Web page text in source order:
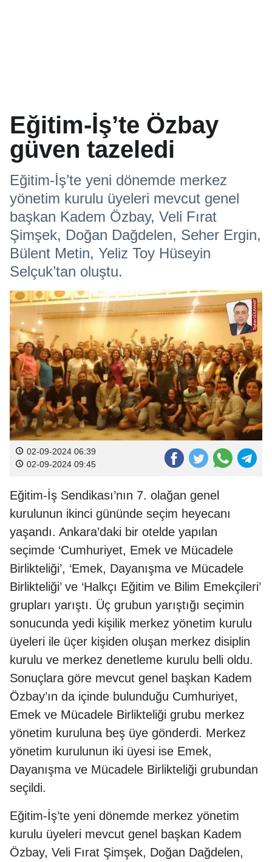
Eğitim-İş’te Özbay
güven tazeledi
Eğitim-İş’te yeni dönemde merkez
yönetim kurulu üyeleri mevcut genel
başkan Kadem Özbay, Veli Fırat
Şimşek, Doğan Dağdelen, Seher Ergin,
Bülent Metin, Yeliz Toy Hüseyin
Selçuk’tan oluştu.
02-09-2024 06:39
02-09-2024 09:45
Eğitim-İş Sendikası’nın 7. olağan genel
kurulunun ikinci gününde seçim heyecanı
yaşandı. Ankara’daki bir otelde yapılan
seçimde ‘Cumhuriyet, Emek ve Mücadele
Birlikteliği’, ‘Emek, Dayanışma ve Mücadele
Birlikteliği’ ve ‘Halkçı Eğitim ve Bilim Emekçileri’
grupları yarıştı. Üç grubun yarıştığı seçimin
sonucunda yedi kişilik merkez yönetim kurulu
üyeleri ile üçer kişiden oluşan merkez disiplin
kurulu ve merkez denetleme kurulu belli oldu.
Sonuçlara göre mevcut genel başkan Kadem
Özbay’ın da içinde bulunduğu Cumhuriyet,
Emek ve Mücadele Birlikteliği grubu merkez
yönetim kuruluna beş üye gönderdi. Merkez
yönetim kurulunun iki üyesi ise Emek,
Dayanışma ve Mücadele Birlikteliği grubundan
seçildi.
Eğitim-İş’te yeni dönemde merkez yönetim
kurulu üyeleri mevcut genel başkan Kadem
Özbay, Veli Fırat Şimşek, Doğan Dağdelen,